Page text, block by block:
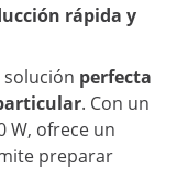
rápida y
perfecta
. Con un
W, ofrece un
preparar